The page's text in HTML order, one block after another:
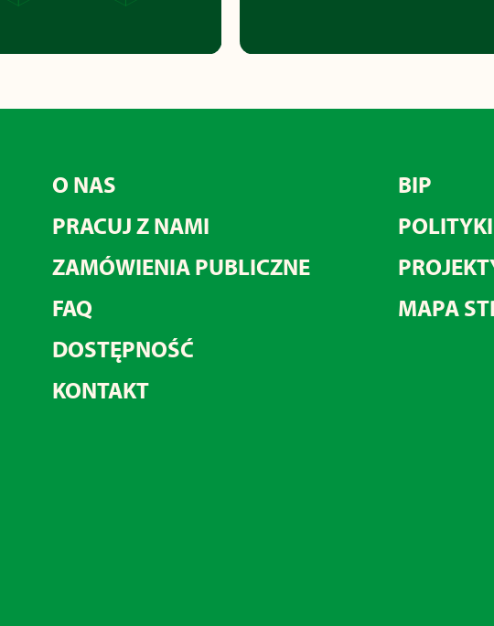
O NAS
PRACUJ Z NAMI
ZAMÓWIENIA PUBLICZNE
FAQ
DOSTĘPNOŚĆ
KONTAKT
BIP
MAPA